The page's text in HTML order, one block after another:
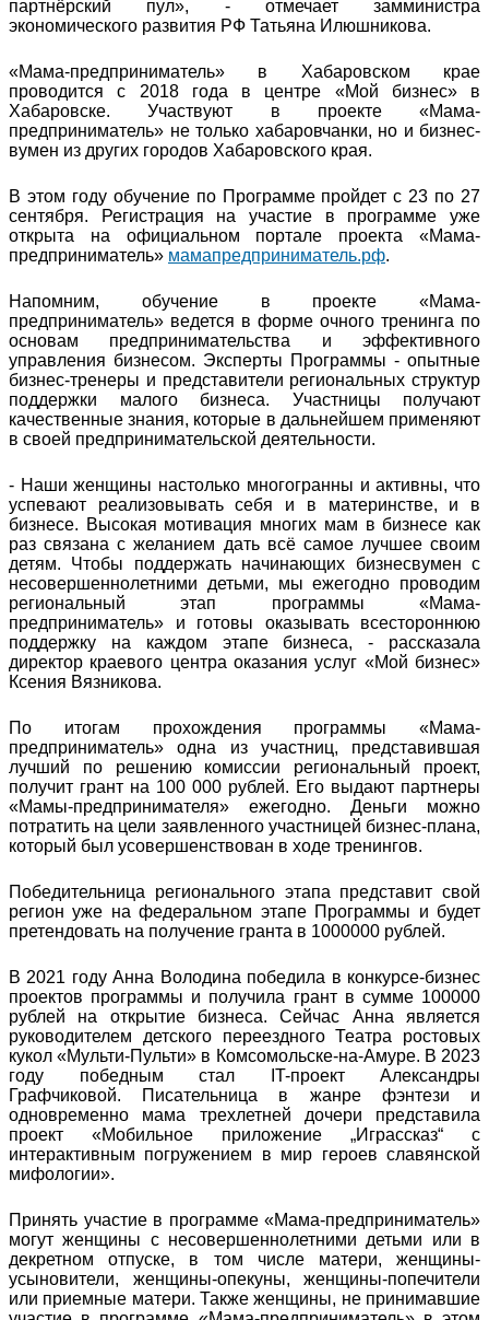
партнёрский пул», - отмечает замминистра
экономического развития РФ Татьяна Илюшникова.
«Мама-предприниматель» в Хабаровском крае
проводится с 2018 года в центре «Мой бизнес» в
Хабаровске. Участвуют в проекте «Мама-
предприниматель» не только хабаровчанки, но и бизнес-
вумен из других городов Хабаровского края.
В этом году обучение по Программе пройдет с 23 по 27
сентября. Регистрация на участие в программе уже
открыта на официальном портале проекта «Мама-
предприниматель» мамапредприниматель.рф.
Напомним, обучение в проекте «Мама-
предприниматель» ведется в форме очного тренинга по
основам предпринимательства и эффективного
управления бизнесом. Эксперты Программы - опытные
бизнес-тренеры и представители региональных структур
поддержки малого бизнеса. Участницы получают
качественные знания, которые в дальнейшем применяют
в своей предпринимательской деятельности.
- Наши женщины настолько многогранны и активны, что
успевают реализовывать себя и в материнстве, и в
бизнесе. Высокая мотивация многих мам в бизнесе как
раз связана с желанием дать всё самое лучшее своим
детям. Чтобы поддержать начинающих бизнесвумен с
несовершеннолетними детьми, мы ежегодно проводим
региональный этап программы «Мама-
предприниматель» и готовы оказывать всестороннюю
поддержку на каждом этапе бизнеса, - рассказала
директор краевого центра оказания услуг «Мой бизнес»
Ксения Вязникова.
По итогам прохождения программы «Мама-
предприниматель» одна из участниц, представившая
лучший по решению комиссии региональный проект,
получит грант на 100 000 рублей. Его выдают партнеры
«Мамы-предпринимателя» ежегодно. Деньги можно
потратить на цели заявленного участницей бизнес-плана,
который был усовершенствован в ходе тренингов.
Победительница регионального этапа представит свой
регион уже на федеральном этапе Программы и будет
претендовать на получение гранта в 1000000 рублей.
В 2021 году Анна Володина победила в конкурсе-бизнес
проектов программы и получила грант в сумме 100000
рублей на открытие бизнеса. Сейчас Анна является
руководителем детского переездного Театра ростовых
кукол «Мульти-Пульти» в Комсомольске-на-Амуре. В 2023
году победным стал IT-проект Александры
Графчиковой. Писательница в жанре фэнтези и
одновременно мама трехлетней дочери представила
проект «Мобильное приложение „Играссказ“ с
интерактивным погружением в мир героев славянской
мифологии».
Принять участие в программе «Мама-предприниматель»
могут женщины с несовершеннолетними детьми или в
декретном отпуске, в том числе матери, женщины-
усыновители, женщины-опекуны, женщины-попечители
или приемные матери. Также женщины, не принимавшие